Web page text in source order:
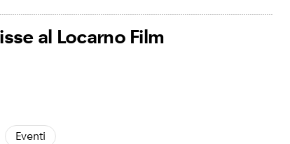
al Locarno Film
Eventi